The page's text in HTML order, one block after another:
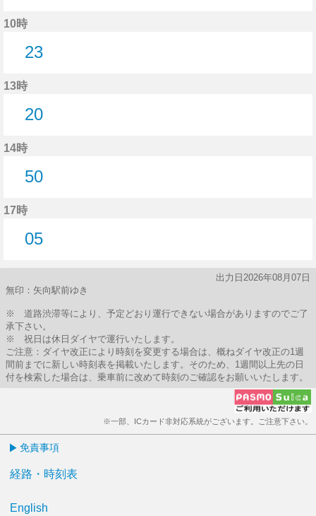
10時
23
13時
20
14時
50
17時
05
出力日2026年08月07日
無印：矢向駅前ゆき
※ 道路渋滞等により、予定どおり運行できない場合がありますのでご了
承下さい。
※ 祝日は休日ダイヤで運行いたします。
ご注意：ダイヤ改正により時刻を変更する場合は、概ねダイヤ改正の1週
間前までに新しい時刻表を掲載いたします。そのため、1週間以上先の日
付を検索した場合は、乗車前に改めて時刻のご確認をお願いいたします。
※一部、ICカード非対応系統がございます。ご注意下さい。
免責事項
経路・時刻表
English